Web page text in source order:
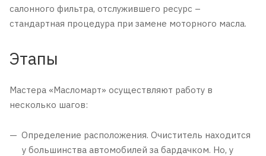
салонного фильтра, отслужившего ресурс –
стандартная процедура при замене моторного масла.
Этапы
Мастера «Масломарт» осуществляют работу в
несколько шагов:
Определение расположения. Очиститель находится
у большинства автомобилей за бардачком. Но, у